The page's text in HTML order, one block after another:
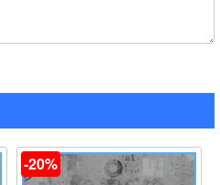
-20%